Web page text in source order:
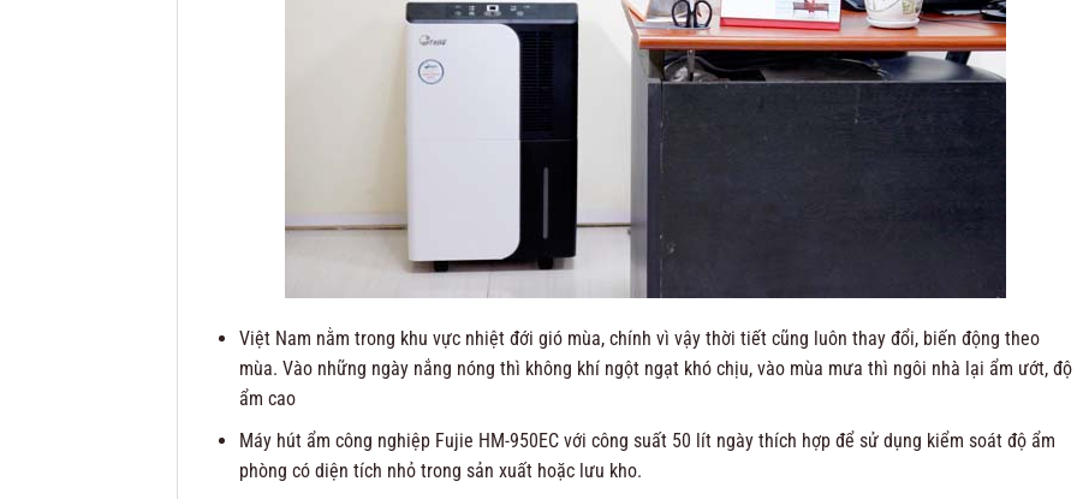
Việt Nam nằm trong khu vực nhiệt đới gió mùa, chính vì vậy thời tiết cũng luôn thay đổi, biến động theo
mùa. Vào những ngày nắng nóng thì không khí ngột ngạt khó chịu, vào mùa mưa thì ngôi nhà lại ẩm ướt, độ
ẩm cao
Máy hút ẩm công nghiệp Fujie HM-950EC với công suất 50 lít ngày thích hợp để sử dụng kiểm soát độ ẩm
phòng có diện tích nhỏ trong sản xuất hoặc lưu kho.